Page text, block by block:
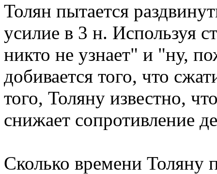
Толян пытается
усилие в 3 н. Используя
никто не узнает" и "ну,
добивается того, что
того, Толяну известно,
снижает сопротивление
Сколько времени Толяну